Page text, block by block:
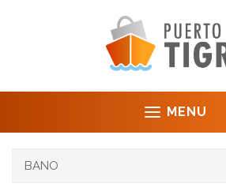
MENU
BANO